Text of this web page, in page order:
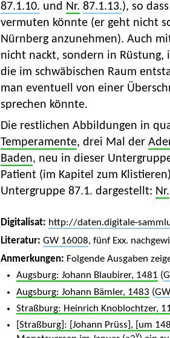
87.1.10. und Nr. 87.1.13.), so
vermuten könnte (er geht nicht
Nürnberg anzunehmen). Auch
nicht nackt, sondern in Rüstung,
die im schwäbischen Raum
man eventuell von einer
sprechen könnte.
Die restlichen Abbildungen in
Temperamente, drei Mal der
Baden, neu in dieser
Patient (im Kapitel zum
Untergruppe 87.1. dargestellt: Nr.
Digitalisat: http://daten.digitale-
Literatur: GW 16008, fünf Exx.
Anmerkungen: Folgende Ausgaben
Augsburg: Johann Blaubirer, 1481 (
Augsburg: Johann Bämler, 1483 (GW
Straßburg: Heinrich Knoblochtzer,
[Straßburg]: [Johann Prüss], [um
v